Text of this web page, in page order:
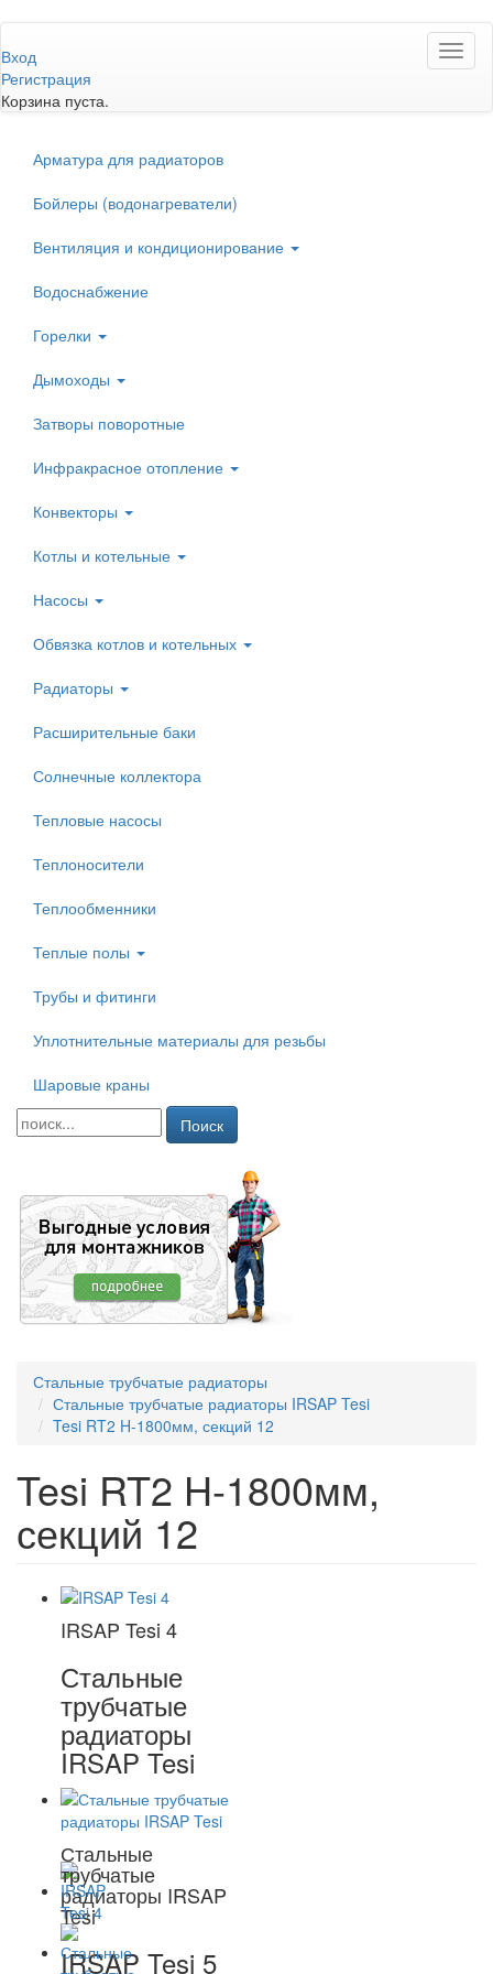
к
основному
содержанию
Вход
Регистрация
Корзина пуста.
Арматура для радиаторов
Бойлеры (водонагреватели)
Вентиляция и кондиционирование
Водоснабжение
Горелки
Дымоходы
Затворы поворотные
Инфракрасное отопление
Конвекторы
Котлы и котельные
Насосы
Обвязка котлов и котельных
Радиаторы
Расширительные баки
Солнечные коллектора
Тепловые насосы
Теплоносители
Теплообменники
Теплые полы
Трубы и фитинги
Уплотнительные материалы для резьбы
Шаровые краны
Поиск
Стальные трубчатые радиаторы
Стальные трубчатые радиаторы IRSAP Tesi
Tesi RT2 H-1800мм, секций 12
Tesi RT2 H-1800мм,
секций 12
IRSAP Tesi 4
Стальные
трубчатые
радиаторы
IRSAP Tesi
Стальные
трубчатые
радиаторы IRSAP
Tesi
IRSAP Tesi 5